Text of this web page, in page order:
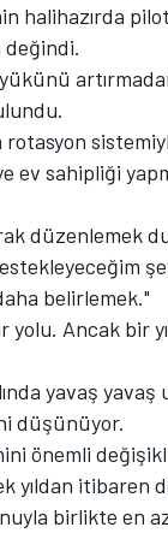
halihazırda
değindi.
rotasyon
sahipliği
düzenlemek
belirlemek."
Ancak bir
yavaş
düşünüyor.
önemli
yıldan itibaren
birlikte en